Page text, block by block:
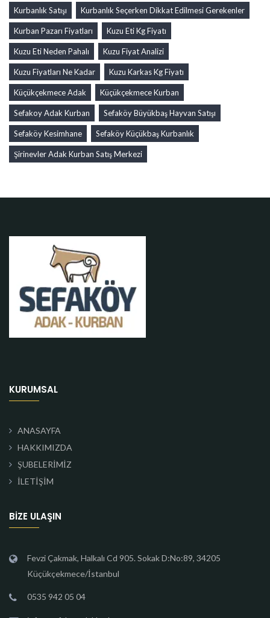
Kurbanlık Satışı Kurbanlık Seçerken Dikkat Edilmesi Gerekenler
Kurban Pazarı Fiyatları Kuzu Eti Kg Fiyatı
Kuzu Eti Neden Pahalı Kuzu Fiyat Analizi
Kuzu Fiyatları Ne Kadar Kuzu Karkas Kg Fiyatı
Küçükçekmece Adak Küçükçekmece Kurban
Sefakoy Adak Kurban Sefaköy Büyükbaş Hayvan Satışı
Sefaköy Kesimhane Sefaköy Küçükbaş Kurbanlık
Şirinevler Adak Kurban Satış Merkezi
KURUMSAL
ANASAYFA
HAKKIMIZDA
ŞUBELERİMİZ
İLETİŞİM
BIZE ULAŞIN
Fevzi Çakmak, Halkalı Cd 905. Sokak D:No:89, 34205
Küçükçekmece/İstanbul
0535 942 05 04